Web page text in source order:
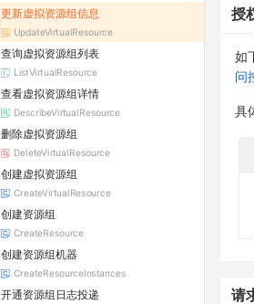
更新虚拟资源组信息
UpdateVirtualResource
查询虚拟资源组列表
ListVirtualResource
查看虚拟资源组详情
DescribeVirtualResource
删除虚拟资源组
DeleteVirtualResource
创建虚拟资源组
CreateVirtualResource
创建资源组
CreateResource
创建资源组机器
CreateResourceInstances
开通资源组日志投递
授
如
问
具
请